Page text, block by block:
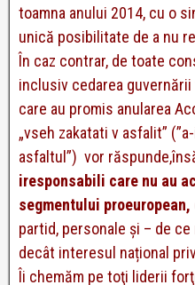
toamna anului 2014, cu o
unică posibilitate de a nu
În caz contrar, de toate
inclusiv cedarea
care au promis anularea
„vseh zakatati v asfalit”
asfaltul”) vor
iresponsabili care nu au
segmentului proeuropean,
partid, personale și – de
decât interesul național
Îi chemăm pe toţi liderii